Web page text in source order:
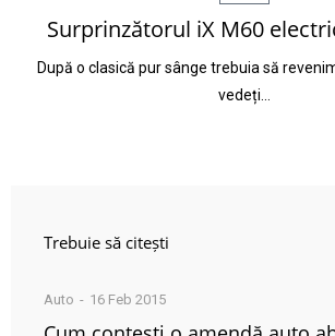
Surprinzătorul iX M60
După o clasică pur sânge trebuia să
vedeți…
Trebuie să citești
Auto 16 Feb 2015